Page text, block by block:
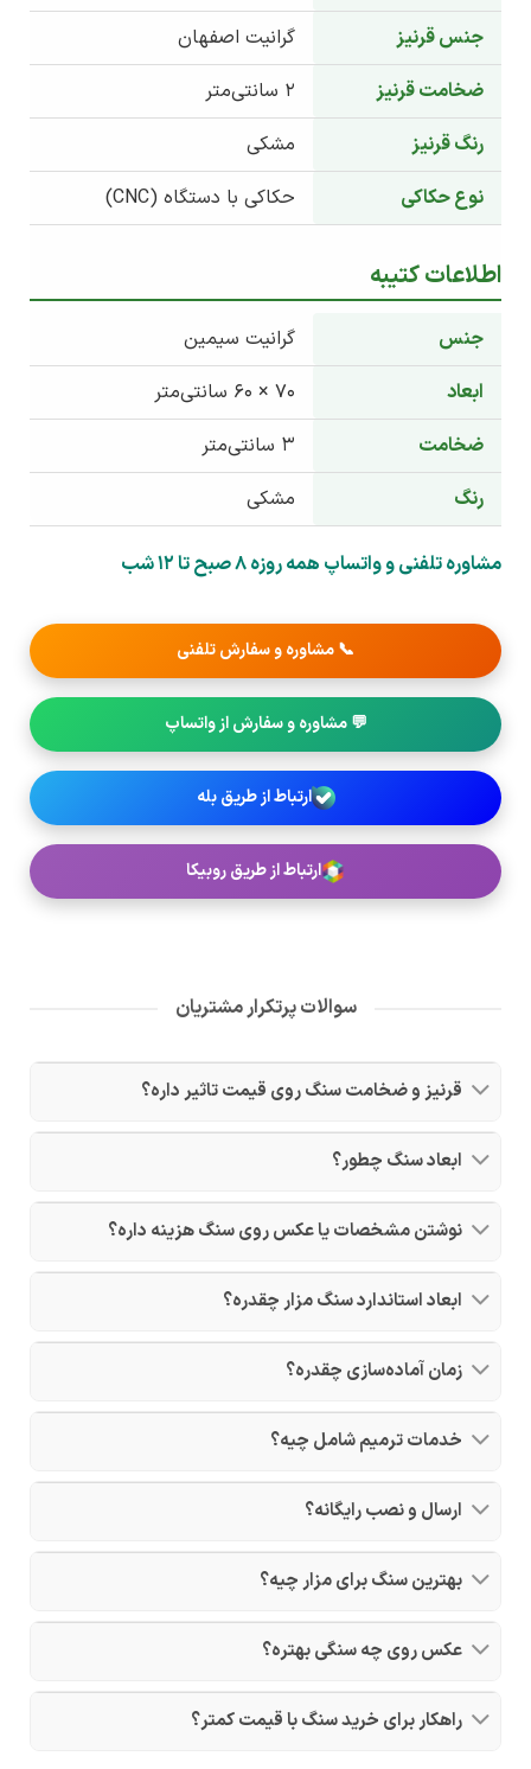
جنس قرنیز
گرانیت اصفهان
ضخامت قرنیز
رنگ قرنیز
مشکی
نوع حکاکی
حکاکی با دستگاه (CNC)
اطلاعات کتیبه
جنس
گرانیت سیمین
ابعاد
70 × 60 سانتی‌متر
ضخامت
رنگ
مشکی
مشاوره تلفنی و واتساپ همه روزه 8 صبح تا 12 شب
📞 مشاوره و سفارش تلفنی
💬 مشاوره و سفارش از واتساپ
ارتباط از طریق بله
ارتباط از طریق روبیکا
سوالات پرتکرار مشتریان
قرنیز و ضخامت سنگ روی قیمت تاثیر داره؟
ابعاد سنگ چطور؟
نوشتن مشخصات یا عکس روی سنگ هزینه داره؟
ابعاد استاندارد سنگ مزار چقدره؟
زمان آماده‌سازی چقدره؟
خدمات ترمیم شامل چیه؟
ارسال و نصب رایگانه؟
بهترین سنگ برای مزار چیه؟
عکس روی چه سنگی بهتره؟
راهکار برای خرید سنگ با قیمت کمتر؟